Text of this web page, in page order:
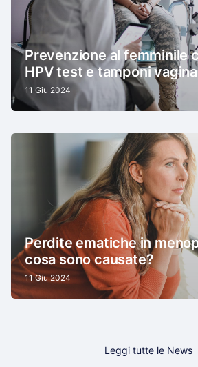
Prevenzione al femminile
HPV test e tamponi
11 Giu 2024
Perdite ematiche in
cosa sono causate?
11 Giu 2024
Leggi tutte le News